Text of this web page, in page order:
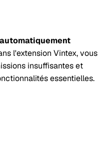
l'extension Vintex, vous
insuffisantes et
essentielles.